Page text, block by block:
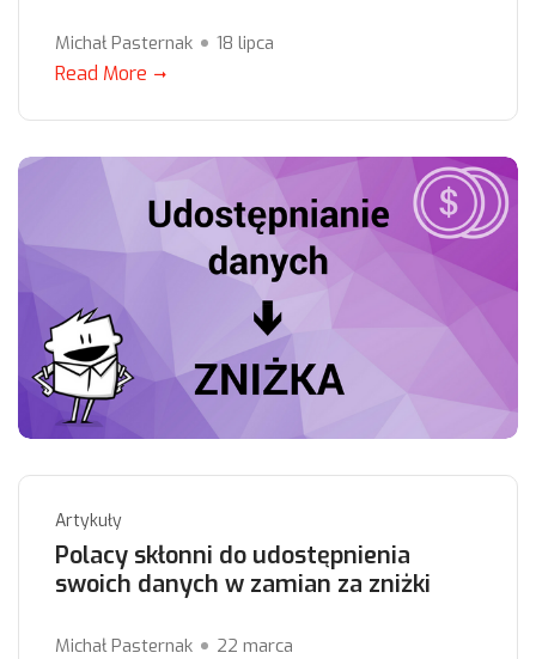
Michał Pasternak 18 lipca
Read More
Artykuły
Polacy skłonni do udostępnienia
swoich danych w zamian za zniżki
Michał Pasternak 22 marca